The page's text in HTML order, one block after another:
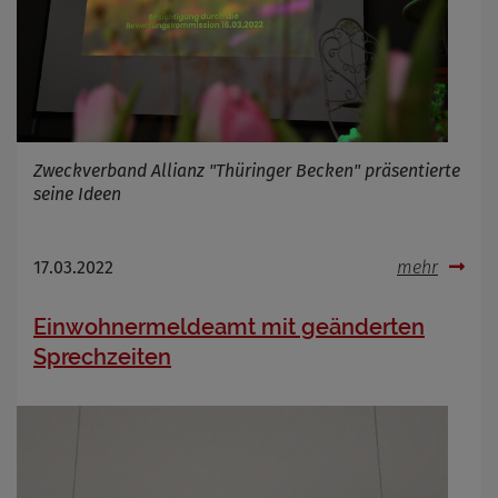
Zweckverband Allianz "Thüringer Becken" präsentierte
seine Ideen
17.03.2022 mehr
Einwohnermeldeamt mit geänderten
Sprechzeiten
Infos schließen